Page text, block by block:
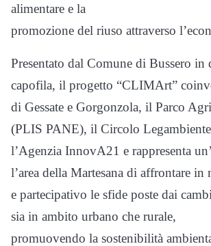
alimentare e la
promozione del riuso attraverso
Presentato dal Comune di Bussero in
capofila, il progetto “CLIMArt”
di Gessate e Gorgonzola, il Parco
(PLIS PANE), il Circolo
l’Agenzia InnovA21 e rappresenta
l’area della Martesana di affrontare in
e partecipativo le sfide poste dai
sia in ambito urbano che rurale,
promuovendo la sostenibilità